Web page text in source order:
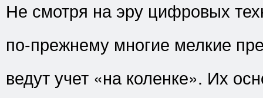
Не смотря на эру цифровых
по-прежнему многие мелкие
ведут учет «на коленке». Их